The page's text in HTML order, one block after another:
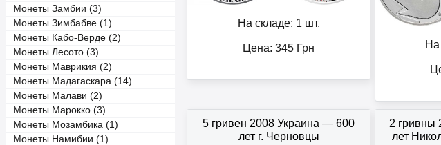
Монеты Замбии (3)
Монеты Зимбабве (1)
Монеты Кабо-Верде (2)
Монеты Лесото (3)
Монеты Маврикия (2)
Монеты Мадагаскара (14)
Монеты Малави (2)
Монеты Марокко (3)
Монеты Мозамбика (1)
Монеты Намибии (1)
На складе: 1 шт.
Цена:345 Грн На
5 гривен 2008 Украина — 600
лет г. Черновцы
2 гривны
лет